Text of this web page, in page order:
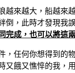
越來越大，船越來
倒，此時才發現我
完成，也可以將這
，任何你想得到的
又餓又憔悴的我